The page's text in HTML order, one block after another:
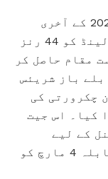
دبئی : آئی سی سی چیمپئنز ٹرافی 2025 کے آخری
گروپ میچ میں ہندوستان نے نیوزی لینڈ کو 44 رنز
مقام حاصل کر
باز شریئس
چکرورتی کی
کیا۔ اس جیت
کے لیے
کوالیفائی کر لیا، جہاں اس کا مقابلہ 4 مارچ کو